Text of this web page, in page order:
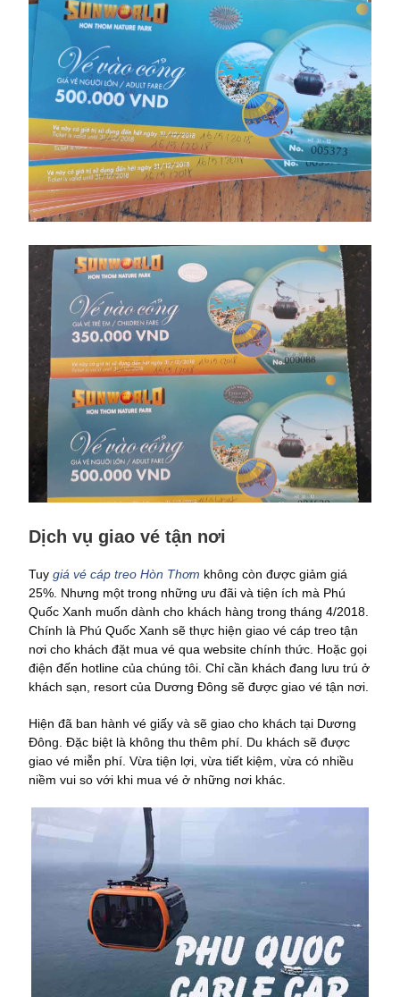
Dịch vụ giao vé tận nơi
Tuy giá vé cáp treo Hòn Thơm không còn được giảm giá
25%. Nhưng một trong những ưu đãi và tiện ích mà Phú
Quốc Xanh muốn dành cho khách hàng trong tháng 4/2018.
Chính là Phú Quốc Xanh sẽ thực hiện giao vé cáp treo tận
nơi cho khách đặt mua vé qua website chính thức. Hoặc gọi
điện đến hotline của chúng tôi. Chỉ cần khách đang lưu trú ở
khách sạn, resort của Dương Đông sẽ được giao vé tận nơi.
Hiện đã ban hành vé giấy và sẽ giao cho khách tại Dương
Đông. Đặc biệt là không thu thêm phí. Du khách sẽ được
giao vé miễn phí. Vừa tiện lợi, vừa tiết kiệm, vừa có nhiều
niềm vui so với khi mua vé ở những nơi khác.